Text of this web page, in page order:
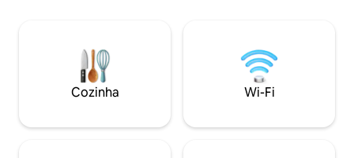
Mesa de jantar ao ar livre e belo quintal
cercado com jacuzzi. Ar-condicionado,
lava-louças, lavadora/secadora, imposto
TOT de 14% da cidade de SB obrigatório.
noites ou mais. Sem impostos!
minutos de
e do centro de
de estimação são
animais de
Cozinha Wi-Fi